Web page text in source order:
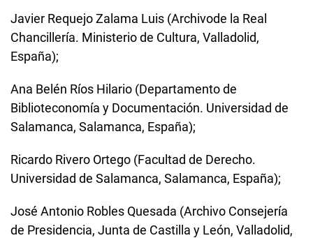
Javier Requejo Zalama Luis (Archivode la Real
Chancillería. Ministerio de Cultura, Valladolid,
España);
Ana Belén Ríos Hilario (Departamento de
Biblioteconomía y Documentación. Universidad de
Salamanca, Salamanca, España);
Ricardo Rivero Ortego (Facultad de Derecho.
Universidad de Salamanca, Salamanca, España);
José Antonio Robles Quesada (Archivo Consejería
de Presidencia, Junta de Castilla y León, Valladolid,